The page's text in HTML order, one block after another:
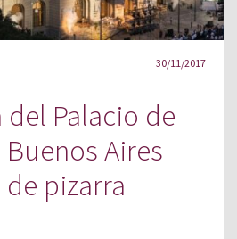
30/11/2017
Palacio de
Aires
pizarra